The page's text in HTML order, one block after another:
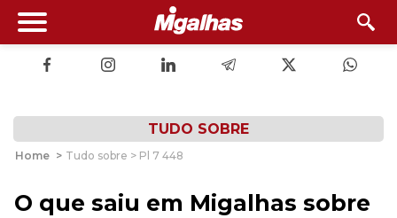
TUDO SOBRE
Home > Tudo sobre > Pl 7 448
O que saiu em Migalhas sobre